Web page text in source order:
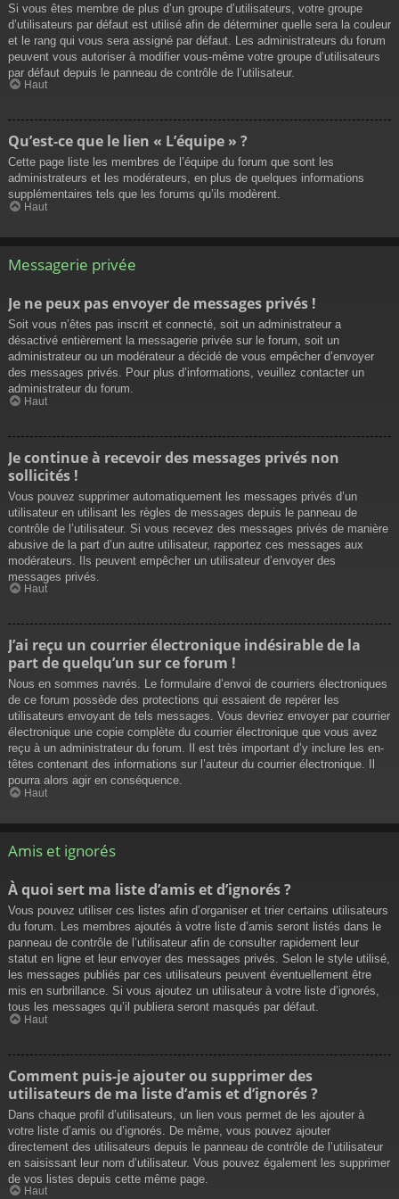
Si vous êtes membre de plus d’un groupe d’utilisateurs, votre groupe
d’utilisateurs par défaut est utilisé afin de déterminer quelle sera la couleur
et le rang qui vous sera assigné par défaut. Les administrateurs du forum
peuvent vous autoriser à modifier vous-même votre groupe d’utilisateurs
par défaut depuis le panneau de contrôle de l’utilisateur.
Haut
Qu’est-ce que le lien « L’équipe » ?
Cette page liste les membres de l’équipe du forum que sont les
administrateurs et les modérateurs, en plus de quelques informations
supplémentaires tels que les forums qu’ils modèrent.
Haut
Messagerie privée
Je ne peux pas envoyer de messages privés !
Soit vous n’êtes pas inscrit et connecté, soit un administrateur a
désactivé entièrement la messagerie privée sur le forum, soit un
administrateur ou un modérateur a décidé de vous empêcher d’envoyer
des messages privés. Pour plus d’informations, veuillez contacter un
administrateur du forum.
Haut
Je continue à recevoir des messages privés non
sollicités !
Vous pouvez supprimer automatiquement les messages privés d’un
utilisateur en utilisant les règles de messages depuis le panneau de
contrôle de l’utilisateur. Si vous recevez des messages privés de manière
abusive de la part d’un autre utilisateur, rapportez ces messages aux
modérateurs. Ils peuvent empêcher un utilisateur d’envoyer des
messages privés.
Haut
J’ai reçu un courrier électronique indésirable de la
part de quelqu’un sur ce forum !
Nous en sommes navrés. Le formulaire d’envoi de courriers électroniques
de ce forum possède des protections qui essaient de repérer les
utilisateurs envoyant de tels messages. Vous devriez envoyer par courrier
électronique une copie complète du courrier électronique que vous avez
reçu à un administrateur du forum. Il est très important d’y inclure les en-
têtes contenant des informations sur l’auteur du courrier électronique. Il
pourra alors agir en conséquence.
Haut
Amis et ignorés
À quoi sert ma liste d’amis et d’ignorés ?
Vous pouvez utiliser ces listes afin d’organiser et trier certains utilisateurs
du forum. Les membres ajoutés à votre liste d’amis seront listés dans le
panneau de contrôle de l’utilisateur afin de consulter rapidement leur
statut en ligne et leur envoyer des messages privés. Selon le style utilisé,
les messages publiés par ces utilisateurs peuvent éventuellement être
mis en surbrillance. Si vous ajoutez un utilisateur à votre liste d’ignorés,
tous les messages qu’il publiera seront masqués par défaut.
Haut
Comment puis-je ajouter ou supprimer des
utilisateurs de ma liste d’amis et d’ignorés ?
Dans chaque profil d’utilisateurs, un lien vous permet de les ajouter à
votre liste d’amis ou d’ignorés. De même, vous pouvez ajouter
directement des utilisateurs depuis le panneau de contrôle de l’utilisateur
en saisissant leur nom d’utilisateur. Vous pouvez également les supprimer
de vos listes depuis cette même page.
Haut